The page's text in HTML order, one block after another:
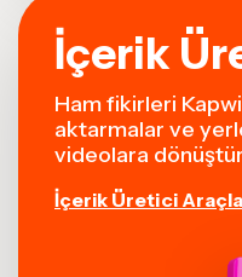
İçerik
Ham fikirleri
aktarmalar ve
videolara
İçerik Üretici